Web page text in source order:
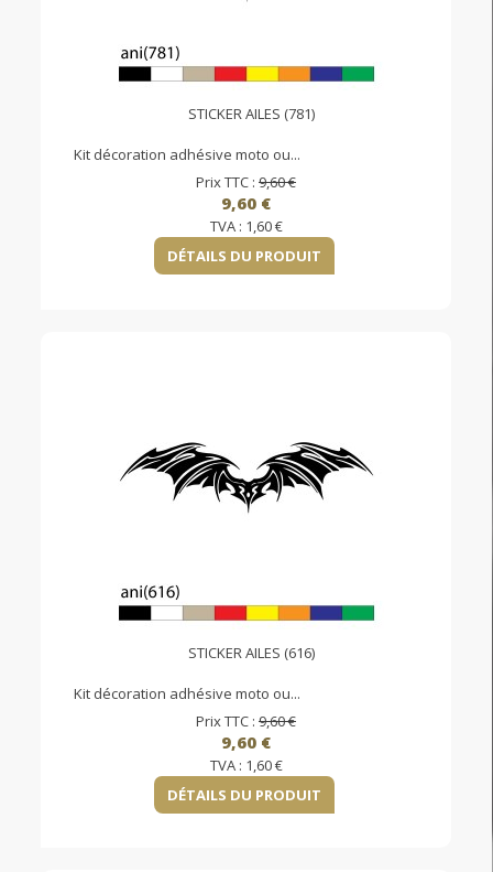
STICKER AILES (781)
Kit décoration adhésive moto ou...
Prix TTC : 9,60 €
9,60 €
TVA : 1,60 €
DÉTAILS DU PRODUIT
STICKER AILES (616)
Kit décoration adhésive moto ou...
Prix TTC : 9,60 €
9,60 €
TVA : 1,60 €
DÉTAILS DU PRODUIT